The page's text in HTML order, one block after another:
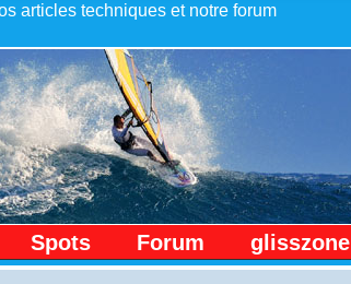
articles techniques et notre forum
Spots Forum glisszone